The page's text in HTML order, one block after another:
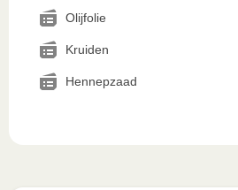
Olijfolie
Kruiden
Hennepzaad